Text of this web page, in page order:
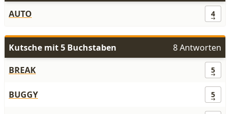
AUTO
4
Kutsche mit 5 Buchstaben
8 Antworten
BREAK
5
BUGGY 5